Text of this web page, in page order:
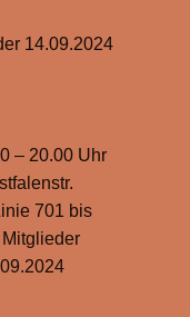
14.09.2024
– 20.00 Uhr
Westfalenstr.
701 bis